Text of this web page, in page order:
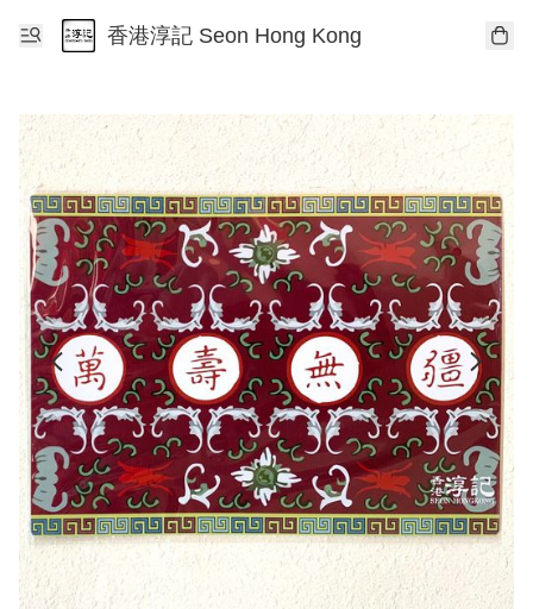
香港淳記 Seon Hong Kong